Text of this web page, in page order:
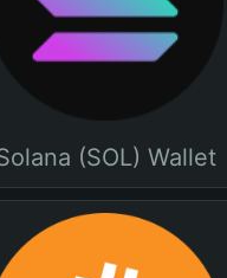
(SOL) Wallet